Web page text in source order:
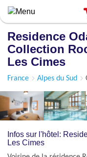
Aller
au
principal
Residence
Collection
Les Cimes
France Alpes du Sud
Infos sur l'hôtel:
Les Cimes